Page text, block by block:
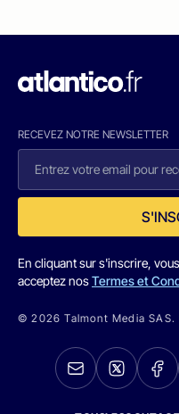
RECEVEZ NOTRE NEWSLETTER
En cliquant sur s'inscrire,
acceptez nosTermes et
© 2026 Talmont Media